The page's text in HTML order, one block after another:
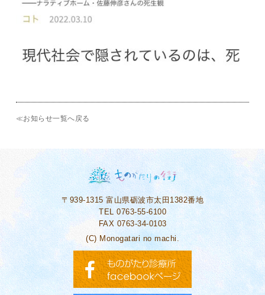
≪お知らせ一覧へ戻る
〒939-1315富山県砺波市太田1382番地
TEL 0763-55-6100
FAX 0763-34-0103
(C) Monogatari no machi.